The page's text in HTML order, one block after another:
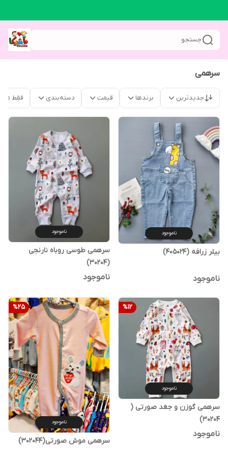
جستجو
سرهمی
جدیدترین برندها قیمت دسته‌بندی فقط
ناموجود
بیلر زرافه (405024)
ناموجود
ناموجود
سرهمی طوسی روباه نارنجی
(30204)
ناموجود
%12
ناموجود
سرهمی گوزن و جغد صورتی (
30204)
ناموجود
%25
ناموجود
سرهمی موش صورتی(302044)